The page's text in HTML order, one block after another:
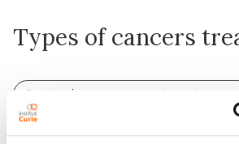
Types of cancers
Central nervous system tumors
Breast cancer